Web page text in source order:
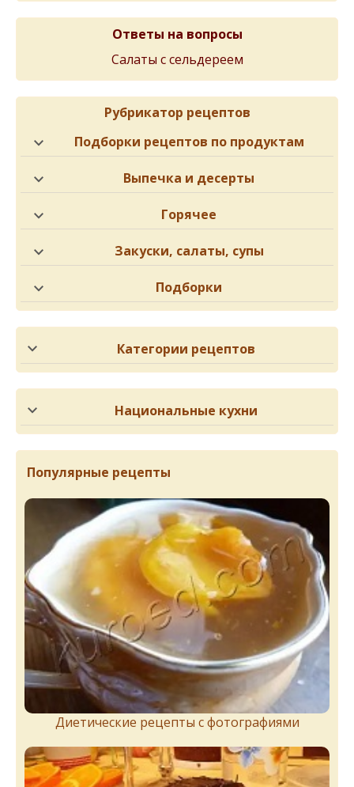
Ответы на вопросы
Салаты с сельдереем
Рубрикатор рецептов
Подборки рецептов по продуктам
Выпечка и десерты
Горячее
Закуски, салаты, супы
Подборки
Категории рецептов
Национальные кухни
Популярные рецепты
Диетические рецепты с фотографиями